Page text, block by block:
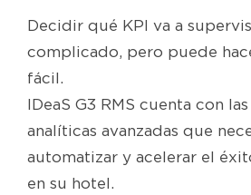
Decidir qué KPI va a
complicado, pero puede
fácil.
IDeaS G3 RMS cuenta con
analíticas avanzadas que
automatizar y acelerar el
en su hotel.